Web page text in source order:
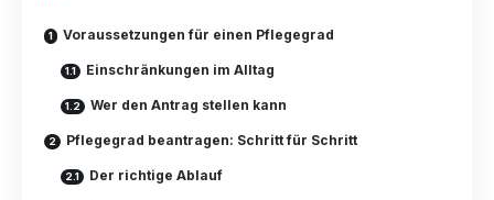
Voraussetzungen für einen Pflegegrad
Einschränkungen im Alltag
Wer den Antrag stellen kann
Pflegegrad beantragen: Schritt für Schritt
Der richtige Ablauf